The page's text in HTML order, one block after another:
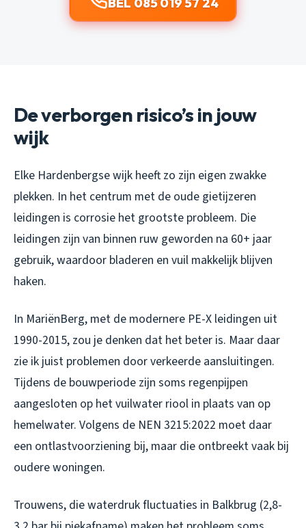
De verborgen risico’s in jouw
wijk
Elke Hardenbergse wijk heeft zo zijn eigen zwakke
plekken. In het centrum met de oude gietijzeren
leidingen is corrosie het grootste probleem. Die
leidingen zijn van binnen ruw geworden na 60+ jaar
gebruik, waardoor bladeren en vuil makkelijk blijven
haken.
In MariënBerg, met de modernere PE-X leidingen uit
1990-2015, zou je denken dat het beter is. Maar daar
zie ik juist problemen door verkeerde aansluitingen.
Tijdens de bouwperiode zijn soms regenpijpen
aangesloten op het vuilwater riool in plaats van op
hemelwater. Volgens de NEN 3215:2022 moet daar
een ontlastvoorziening bij, maar die ontbreekt vaak bij
oudere woningen.
Trouwens, die waterdruk fluctuaties in Balkbrug (2,8-